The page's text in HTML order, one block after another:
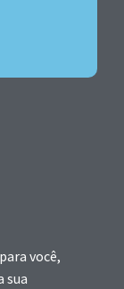
você,
sua